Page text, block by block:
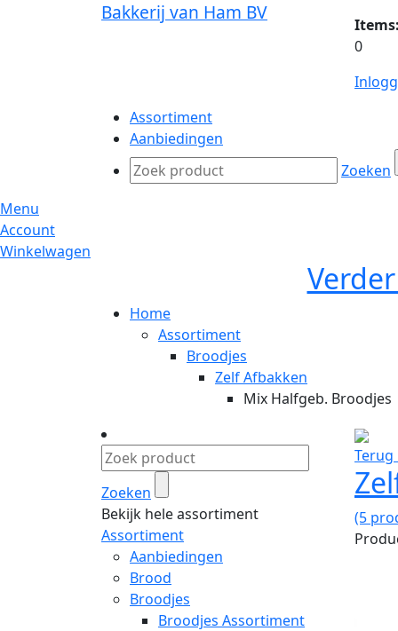
Bakkerij van Ham BV
Items:
0
Assortiment
Aanbiedingen
Zoeken
Menu
Account
Winkelwagen
Home
Assortiment
Broodjes
Zelf Afbakken
Mix Halfgeb. Broodjes
Zoeken
Bekijk hele assortiment
Assortiment
Aanbiedingen
Brood
Broodjes
Broodjes Assortiment
(5